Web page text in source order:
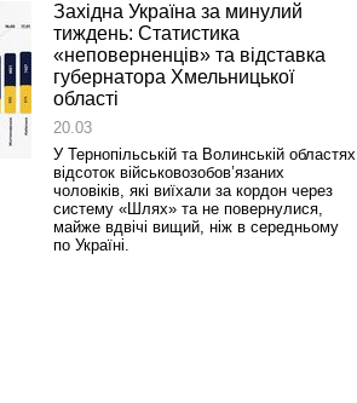
Західна Україна за минулий
тиждень: Статистика
«неповерненців» та відставка
губернатора Хмельницької
області
20.03
У Тернопільській та Волинській областях
відсоток військовозобов’язаних
чоловіків, які виїхали за кордон через
систему «Шлях» та не повернулися,
майже вдвічі вищий, ніж в середньому
по Україні.